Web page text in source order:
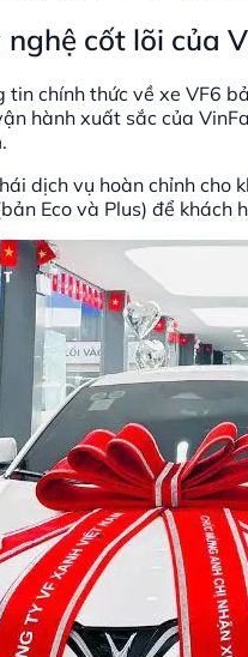
cốt lõi của
tin chính thức về xe VF6
hành xuất sắc của
dịch vụ hoàn chỉnh
Eco và Plus) để khách